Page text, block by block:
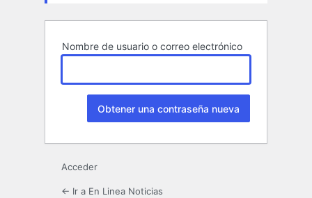
Nombre de usuario o correo electrónico
Acceder
← Ir a En Linea Noticias